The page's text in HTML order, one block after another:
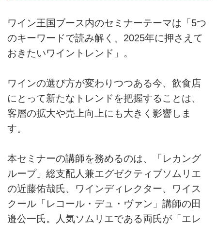
ワイン王国ブース内のセミナーテーマは「5つ
のキーワードで読み解く、2025年に押さえて
おきたいワイントレンド」。
ワインの選び方が変わりつつある今、飲食店
にとって新たなトレンドを把握することは、
客層の拡大や売上向上にも大きく影響しま
す。
本セミナーの講師を務めるのは、「レカング
ループ」総支配人兼エグゼクティブソムリエ
の近藤佑哉氏、ワインディレクター、ワイス
クール「レコール・デュ・ヴァン」講師の田
邉公一氏。人気ソムリエである両氏が「エレ